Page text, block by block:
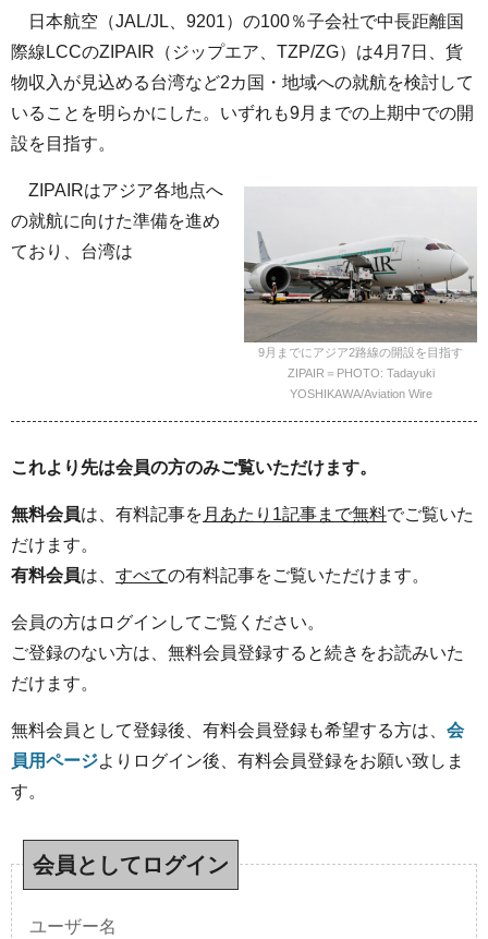
日本航空（JAL/JL、9201）の100％子会社で中長距離国
際線LCCのZIPAIR（ジップエア、TZP/ZG）は4月7日、貨
物収入が見込める台湾など2カ国・地域への就航を検討して
いることを明らかにした。いずれも9月までの上期中での開
設を目指す。
9月までにアジア2路線の開設を目指す
ZIPAIR＝PHOTO: Tadayuki
YOSHIKAWA/Aviation Wire
ZIPAIRはアジア各地点へ
の就航に向けた準備を進め
ており、台湾は
これより先は会員の方のみご覧いただけます。
無料会員は、有料記事を 月あたり1記事まで無料でご覧いた
だけます。
有料会員は、 すべての有料記事をご覧いただけます。
会員の方はログインしてご覧ください。
ご登録のない方は、無料会員登録すると続きをお読みいた
だけます。
無料会員として登録後、有料会員登録も希望する方は、 会
員用ページよりログイン後、有料会員登録をお願い致しま
す。
会員としてログイン
ユーザー名